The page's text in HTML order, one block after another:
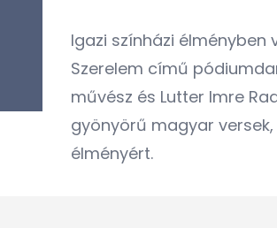
Igazi színházi élményben
Szerelem című
művész és Lutter Imre
gyönyörű magyar
élményért.